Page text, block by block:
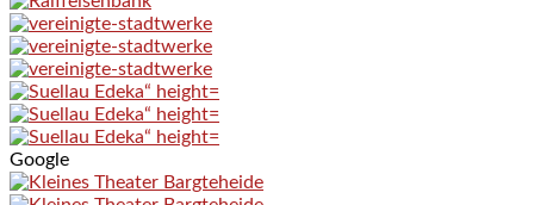
Google